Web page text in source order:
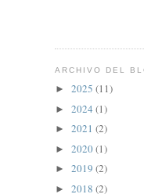
ARCHIVO DEL
► 2025 (11)
► 2024 (1)
► 2021 (2)
► 2020(1)
► 2019 (2)
► 2018 (2)